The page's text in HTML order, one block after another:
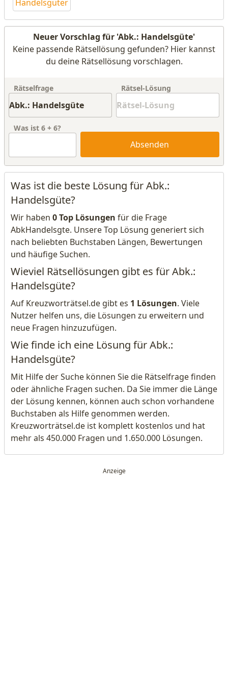
Handelsgüter
Neuer Vorschlag für 'Abk.: Handelsgüte'
Keine passende Rätsellösung gefunden? Hier kannst
du deine Rätsellösung vorschlagen.
Rätselfrage Rätsel-Lösung
Was ist 6 + 6?
Absenden
Was ist die beste Lösung für Abk.:
Handelsgüte?
Wir haben 0 Top Lösungen für die Frage
AbkHandelsgte. Unsere Top Lösung generiert sich
nach beliebten Buchstaben Längen, Bewertungen
und häufige Suchen.
Wieviel Rätsellösungen gibt es für Abk.:
Handelsgüte?
Auf Kreuzworträtsel.de gibt es 1 Lösungen. Viele
Nutzer helfen uns, die Lösungen zu erweitern und
neue Fragen hinzuzufügen.
Wie finde ich eine Lösung für Abk.:
Handelsgüte?
Mit Hilfe der Suche können Sie die Rätselfrage finden
oder ähnliche Fragen suchen. Da Sie immer die Länge
der Lösung kennen, können auch schon vorhandene
Buchstaben als Hilfe genommen werden.
Kreuzworträtsel.de ist komplett kostenlos und hat
mehr als 450.000 Fragen und 1.650.000 Lösungen.